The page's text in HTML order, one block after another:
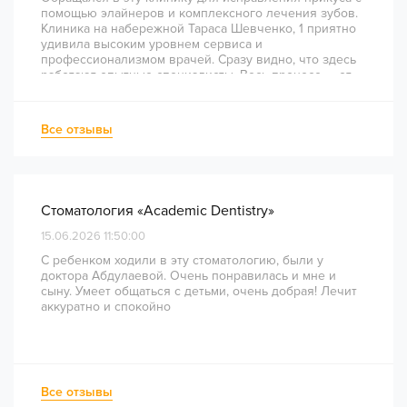
помощью элайнеров и комплексного лечения зубов.
Клиника на набережной Тараса Шевченко, 1 приятно
удивила высоким уровнем сервиса и
профессионализмом врачей. Сразу видно, что здесь
работают опытные специалисты. Весь процесс — от
непростое перелечивание каналов прошло
комфортно и безболезненно. Рекомендую всем, кто
Все отзывы
Стоматология «Academic Dentistry»
15.06.2026 11:50:00
С ребенком ходили в эту стоматологию, были у
доктора Абдулаевой. Очень понравилась и мне и
сыну. Умеет общаться с детьми, очень добрая! Лечит
аккуратно и спокойно
Все отзывы